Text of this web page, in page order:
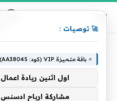
🚀 توصيات :
⭐ باقة متميزة VIP (كود: AA38045):
اول اثنين ريادة اعمال
مشاركة ارباح ادسنس